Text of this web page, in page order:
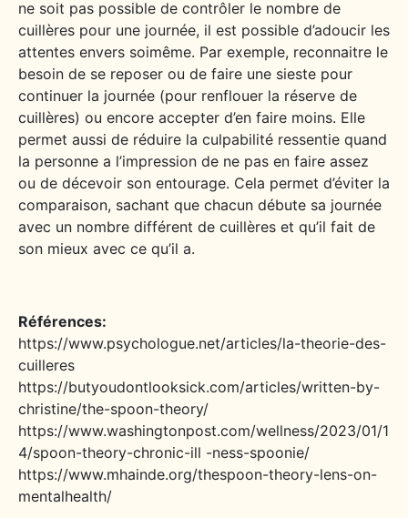
ne soit pas possible de contrôler le nombre de
cuillères pour une journée, il est possible d’adoucir les
attentes envers soimême. Par exemple, reconnaitre le
besoin de se reposer ou de faire une sieste pour
continuer la journée (pour renflouer la réserve de
cuillères) ou encore accepter d’en faire moins. Elle
permet aussi de réduire la culpabilité ressentie quand
la personne a l’impression de ne pas en faire assez
ou de décevoir son entourage. Cela permet d’éviter la
comparaison, sachant que chacun débute sa journée
avec un nombre différent de cuillères et qu’il fait de
son mieux avec ce qu’il a.
Références:
https://www.psychologue.net/articles/la-theorie-des-
cuilleres
https://butyoudontlooksick.com/articles/written-by-
christine/the-spoon-theory/
https://www.washingtonpost.com/wellness/2023/01/1
4/spoon-theory-chronic-ill -ness-spoonie/
https://www.mhainde.org/thespoon-theory-lens-on-
mentalhealth/